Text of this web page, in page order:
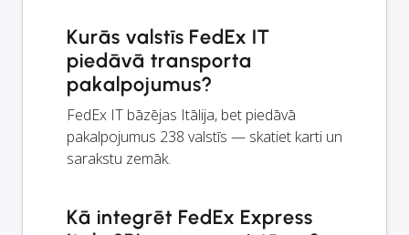
Kurās valstīs FedEx IT
piedāvā transporta
pakalpojumus?
FedEx IT bāzējas Itālija, bet piedāvā
pakalpojumus 238 valstīs — skatiet karti un
sarakstu zemāk.
Kā integrēt FedEx Express